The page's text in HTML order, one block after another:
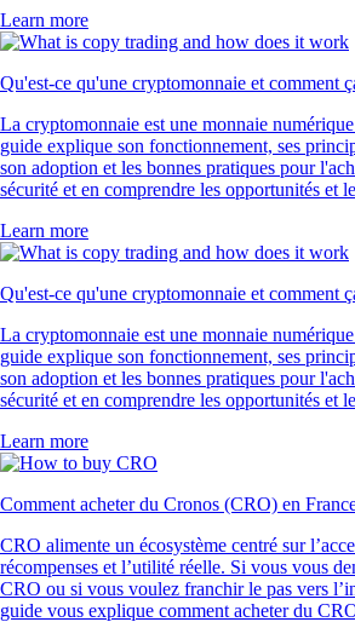
Learn more
Qu'est-ce qu'une cryptomonnaie et comment
La cryptomonnaie est une monnaie
guide explique son fonctionnement, ses
son adoption et les bonnes pratiques pour
sécurité et en comprendre les opportunités et
Learn more
Qu'est-ce qu'une cryptomonnaie et comment
La cryptomonnaie est une monnaie
guide explique son fonctionnement, ses
son adoption et les bonnes pratiques pour
sécurité et en comprendre les opportunités et
Learn more
Comment acheter du Cronos (CRO) en
CRO alimente un écosystème centré sur
récompenses et l’utilité réelle. Si vous vous
CRO ou si vous voulez franchir le pas vers
guide vous explique comment acheter du